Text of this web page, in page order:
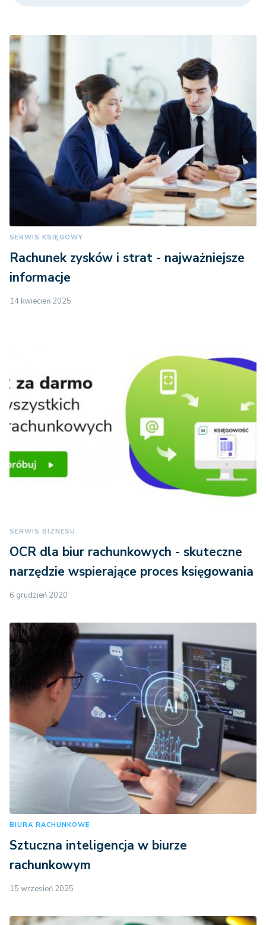
SERWIS KSIĘGOWY
Rachunek zysków i strat - najważniejsze
informacje
14 kwiecień 2025
SERWIS BIZNESU
OCR dla biur rachunkowych - skuteczne
narzędzie wspierające proces księgowania
6 grudzień 2020
BIURA RACHUNKOWE
Sztuczna inteligencja w biurze
rachunkowym
15 wrzesień 2025